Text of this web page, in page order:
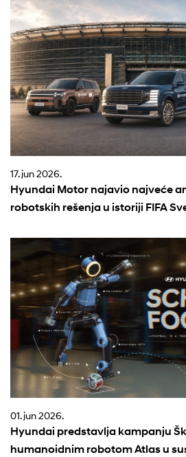
17. jun 2026.
Hyundai Motor najavio najveće
robotskih rešenja u istoriji FIFA
01. jun 2026.
Hyundai predstavlja kampanju
humanoidnim robotom Atlas u